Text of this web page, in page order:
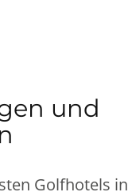
und
Golfhotels